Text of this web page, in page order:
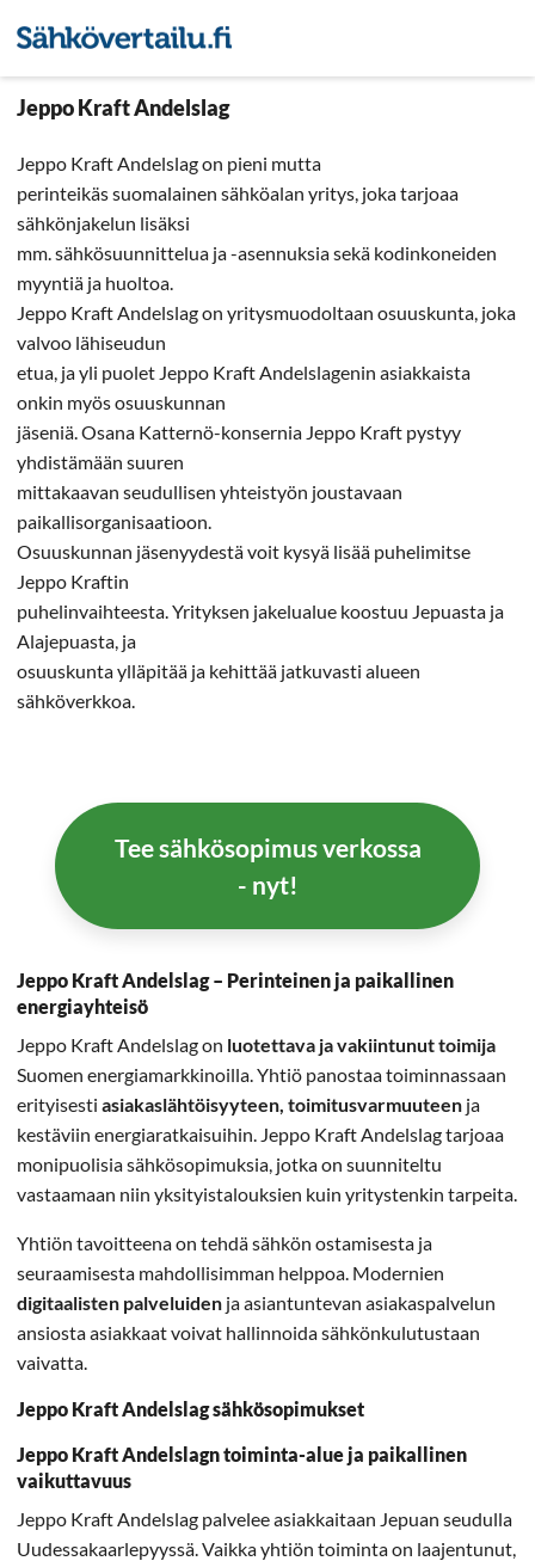
Jeppo Kraft Andelslag
Jeppo Kraft Andelslag on pieni mutta
perinteikäs suomalainen sähköalan yritys, joka tarjoaa
sähkönjakelun lisäksi
mm. sähkösuunnittelua ja -asennuksia sekä kodinkoneiden
myyntiä ja huoltoa.
Jeppo Kraft Andelslag on yritysmuodoltaan osuuskunta, joka
valvoo lähiseudun
etua, ja yli puolet Jeppo Kraft Andelslagenin asiakkaista
onkin myös osuuskunnan
jäseniä. Osana Katternö-konsernia Jeppo Kraft pystyy
yhdistämään suuren
mittakaavan seudullisen yhteistyön joustavaan
paikallisorganisaatioon.
Osuuskunnan jäsenyydestä voit kysyä lisää puhelimitse
Jeppo Kraftin
puhelinvaihteesta. Yrityksen jakelualue koostuu Jepuasta ja
Alajepuasta, ja
osuuskunta ylläpitää ja kehittää jatkuvasti alueen
sähköverkkoa.
Tee sähkösopimus verkossa
- nyt!
Jeppo Kraft Andelslag – Perinteinen ja paikallinen
energiayhteisö
Jeppo Kraft Andelslag on luotettava ja vakiintunut toimija
Suomen energiamarkkinoilla. Yhtiö panostaa toiminnassaan
erityisesti asiakaslähtöisyyteen, toimitusvarmuuteen ja
kestäviin energiaratkaisuihin. Jeppo Kraft Andelslag tarjoaa
monipuolisia sähkösopimuksia, jotka on suunniteltu
vastaamaan niin yksityistalouksien kuin yritystenkin tarpeita.
Yhtiön tavoitteena on tehdä sähkön ostamisesta ja
seuraamisesta mahdollisimman helppoa. Modernien
digitaalisten palveluiden ja asiantuntevan asiakaspalvelun
ansiosta asiakkaat voivat hallinnoida sähkönkulutustaan
vaivatta.
Jeppo Kraft Andelslag sähkösopimukset
Jeppo Kraft Andelslagn toiminta-alue ja paikallinen
vaikuttavuus
Jeppo Kraft Andelslag palvelee asiakkaitaan Jepuan seudulla
Uudessakaarlepyyssä. Vaikka yhtiön toiminta on laajentunut,